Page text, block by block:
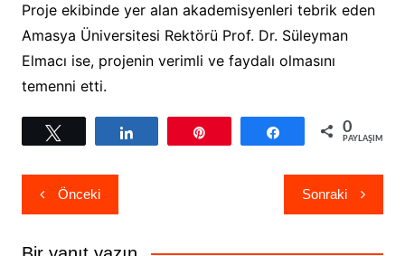
Proje ekibinde yer alan akademisyenleri tebrik eden
Amasya Üniversitesi Rektörü Prof. Dr. Süleyman
Elmacı ise, projenin verimli ve faydalı olmasını
temenni etti.
Paylaş 0
PAYLAŞIMLAR
Yazı
gezinmesi
Önceki Sonraki